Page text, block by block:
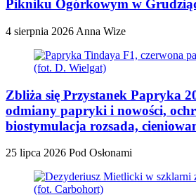
Pikniku Ogórkowym w
4 sierpnia 2026 Anna Wize
Zbliża się Przystanek Papryka
odmiany papryki i nowości,
biostymulacja rozsada,
25 lipca 2026 Pod Osłonami